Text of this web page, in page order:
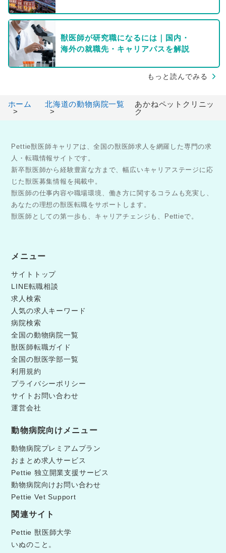
獣医師が研究職になるには｜国内・
海外の就職先・キャリアパスを解説
もっと読んでみる
ホーム 北海道の動物病院一覧
あかねペットクリニッ
ク
Pettie獣医師キャリアは、全国の獣医師求人を網羅した専門の求
人・転職情報サイトです。
新卒獣医師から経験豊富な方まで、幅広いキャリアステージに応
じた獣医募集情報を掲載中。
獣医師の仕事内容や職場環境、働き方に関するコラムも充実し、
あなたの理想の獣医転職をサポートします。
獣医師としての第一歩も、キャリアチェンジも、Pettieで。
メニュー
サイトトップ
LINE転職相談
求人検索
人気の求人キーワード
病院検索
全国の動物病院一覧
獣医師転職ガイド
全国の獣医学部一覧
利用規約
プライバシーポリシー
サイトお問い合わせ
運営会社
動物病院向けメニュー
動物病院プレミアムプラン
おまとめ求人サービス
Pettie 独立開業支援サービス
動物病院向けお問い合わせ
Pettie Vet Support
関連サイト
Pettie 獣医師大学
いぬのこと。